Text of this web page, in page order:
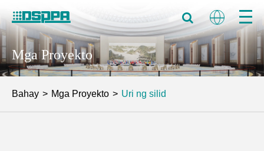
Mga Proyekto
Bahay Mga Proyekto Uri ng silid